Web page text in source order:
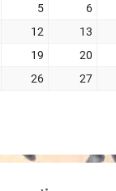
5 6
12 13
19 20
26 27